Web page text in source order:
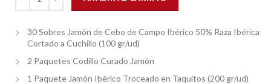
30 Sobres Jamón de Cebo de Campo Ibérico 50% Raza Ibérica
Cortado a Cuchillo (100 gr/ud)
2 Paquetes Codillo Curado Jamón
1 Paquete Jamón Ibérico Troceado en Taquitos (200 gr/ud)